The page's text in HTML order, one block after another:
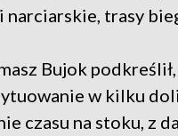
trasy
Bujok
w kilku
czasu na stoku, z